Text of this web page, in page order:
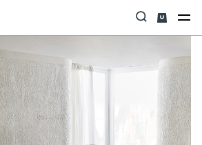
Başlık Set